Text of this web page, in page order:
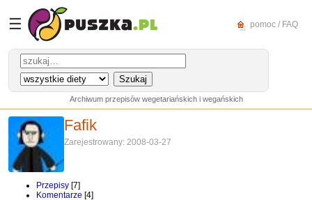
☰ pomoc / FAQ
Archiwum przepisów wegetariańskich i wegańskich
Fafik
Zarejestrowany: 2008-03-27
Przepisy [7]
Komentarze [4]